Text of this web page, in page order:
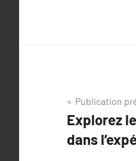
de
l’article
Publication
Explorez
dans